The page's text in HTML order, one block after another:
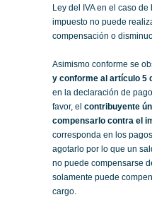
Ley del IVA en el caso
impuesto no puede
compensación o
Asimismo conforme se
y conforme al artículo 5
en la declaración de
favor, el contribuyente
compensarlo contra el
corresponda en los
agotarlo por lo que un
no puede compensarse
solamente puede
cargo.